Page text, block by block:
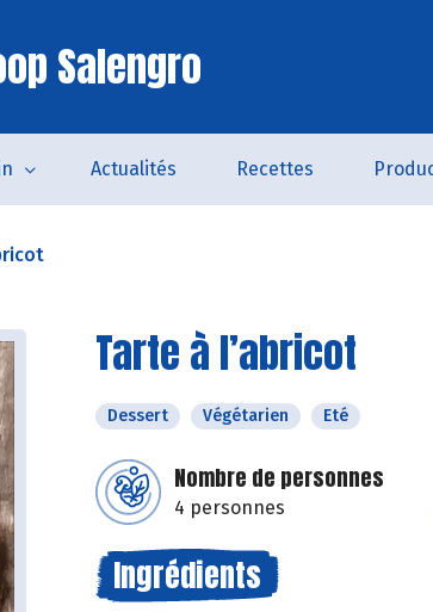
Salengro
Actualités Recettes
Tarte à l’abricot
Dessert Végétarien Eté
Nombre de personnes
4 personnes
Ingrédients